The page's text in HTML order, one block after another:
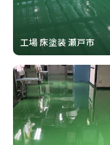
工場 床塗装 瀬戸市